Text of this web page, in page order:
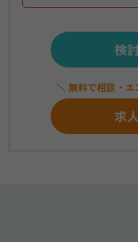
検
＼ 無料で相談・
求